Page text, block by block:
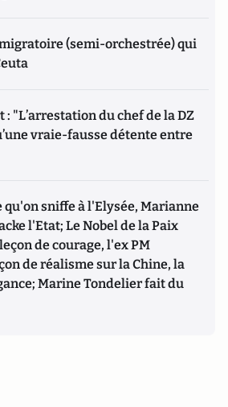
(semi-orchestrée) qui
"L’arrestation du chef de la DZ
vraie-fausse détente entre
qu'on sniffe à l'Elysée, Marianne
l'Etat; Le Nobel de la Paix
de courage, l'ex PM
de réalisme sur la Chine, la
Marine Tondelier fait du